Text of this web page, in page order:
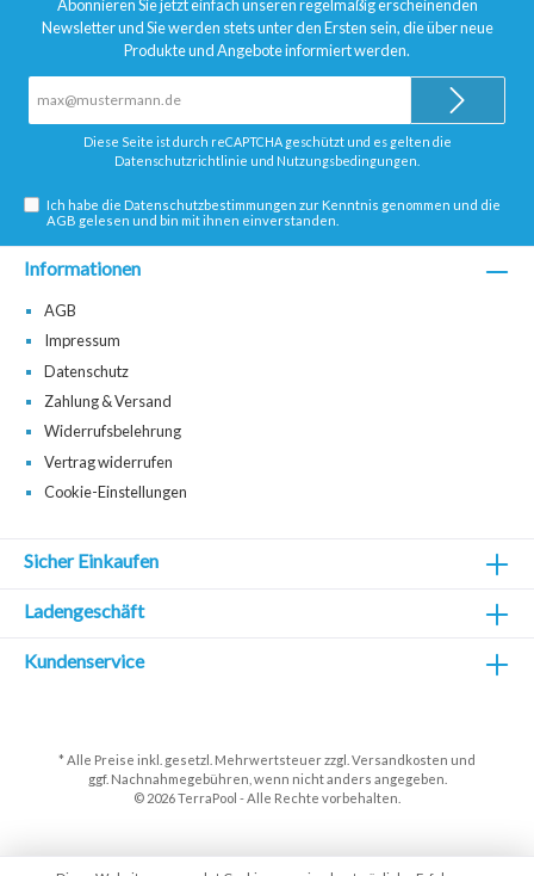
Abonnieren Sie jetzt einfach unseren regelmäßig erscheinenden
Newsletter und Sie werden stets unter den Ersten sein, die über neue
Produkte und Angebote informiert werden.
Adresse*
Diese Seite ist durch reCAPTCHA geschützt und es gelten die
Datenschutzrichtlinie und Nutzungsbedingungen
Ich habe dieDatenschutzbestimmungen zur Kenntnis genommen und die
AGB gelesen und bin mit ihnen einverstanden.
Kundenservice
Informationen
AGB
Impressum
Datenschutz
Zahlung & Versand
Widerrufsbelehrung
Vertrag widerrufen
Cookie-Einstellungen
Sicher Einkaufen
Ladengeschäft
* Alle Preise inkl. gesetzl. Mehrwertsteuer zzgl. Versandkosten und
ggf. Nachnahmegebühren, wenn nicht anders angegeben.
© 2026 TerraPool - Alle Rechte vorbehalten.